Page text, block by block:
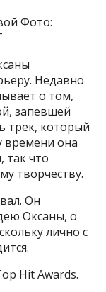
Фото:
Недавно
о том,
запевшей
трек, который
времени она
так что
творчеству.
Он
Оксаны, о
лично с
Hit Awards.